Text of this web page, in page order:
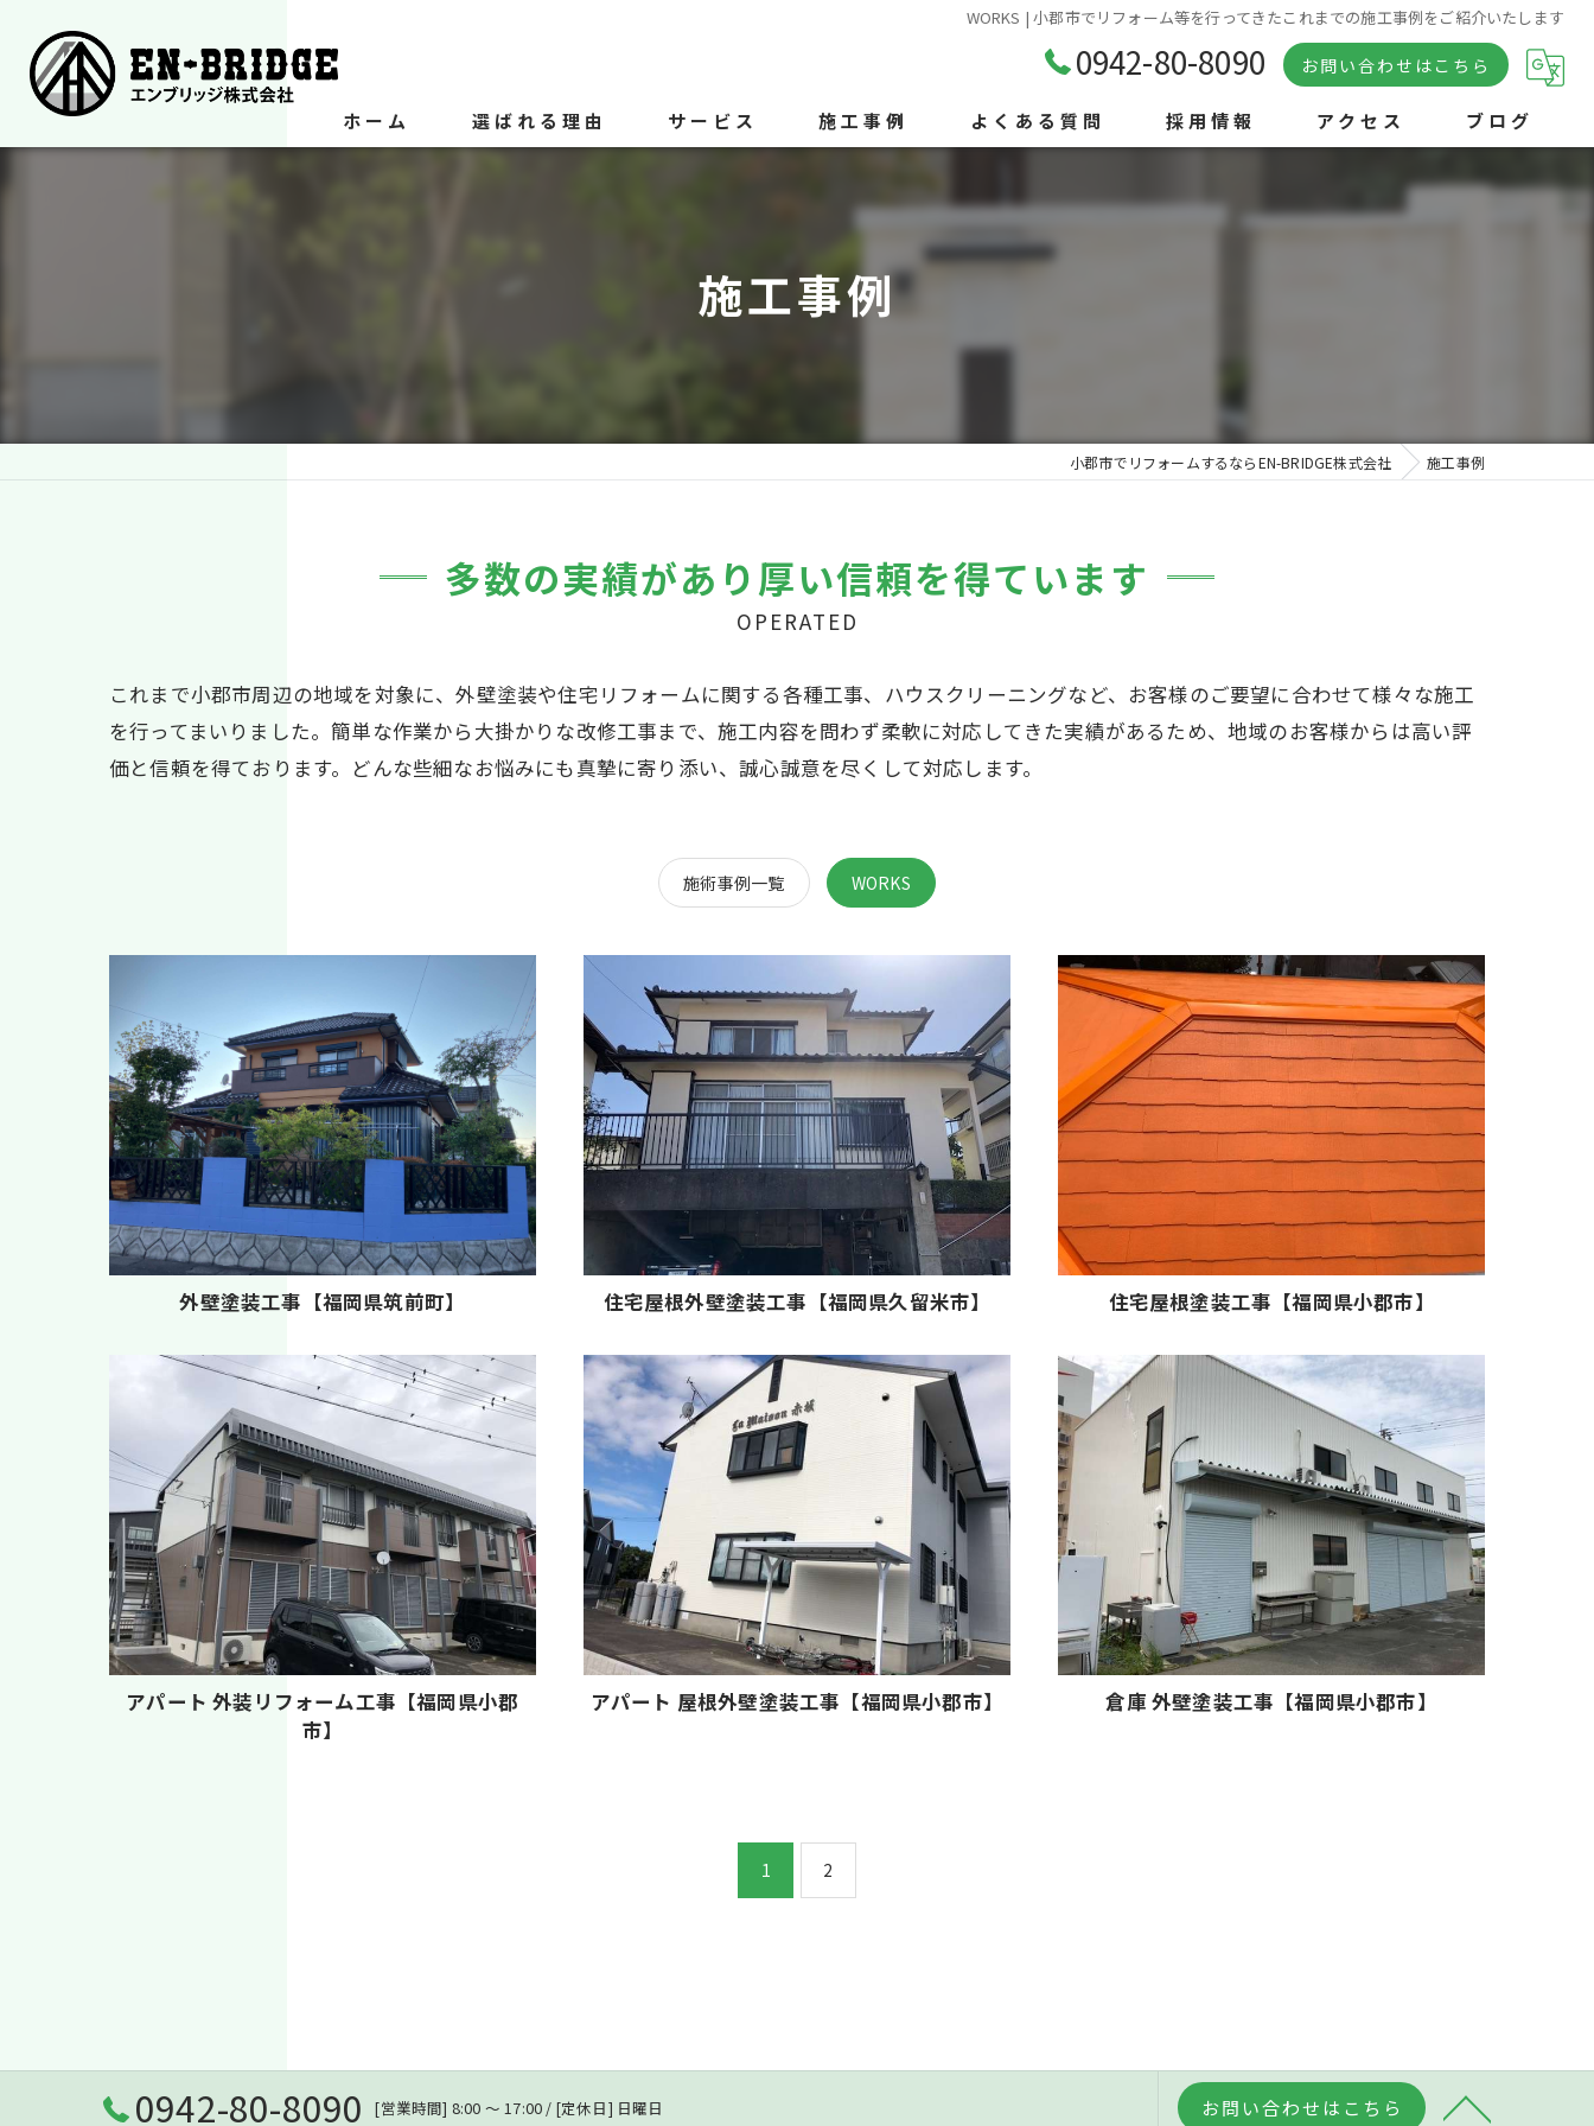
WORKS | 小郡市でリフォーム等を行ってきたこれまでの施工事例をご紹介いたします
0942-80-8090 お問い合わせはこちら
ホーム 選ばれる理由 サービス 施工事例 よくある質問 採用情報 アクセス ブログ
施工事例
小郡市でリフォームするならEN-BRIDGE株式会社 施工事例
多数の実績があり厚い信頼を得ています
OPERATED
これまで小郡市周辺の地域を対象に、外壁塗装や住宅リフォームに関する各種工事、ハウスクリーニングなど、お客様のご要望に合わせて様々な施工
を行ってまいりました。簡単な作業から大掛かりな改修工事まで、施工内容を問わず柔軟に対応してきた実績があるため、地域のお客様からは高い評
価と信頼を得ております。どんな些細なお悩みにも真摯に寄り添い、誠心誠意を尽くして対応します。
施術事例一覧 WORKS
外壁塗装工事【福岡県筑前町】 住宅屋根外壁塗装工事【福岡県久留米市】 住宅屋根塗装工事【福岡県小郡市】
アパート 外装リフォーム工事【福岡県小郡
市】
アパート 屋根外壁塗装工事【福岡県小郡市】 倉庫 外壁塗装工事【福岡県小郡市】
1 2
0942-80-8090 [営業時間] 8:00 〜 17:00 / [定休日] 日曜日 お問い合わせはこちら